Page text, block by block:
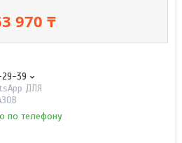
970 ₸
29-39
ДЛЯ
по телефону